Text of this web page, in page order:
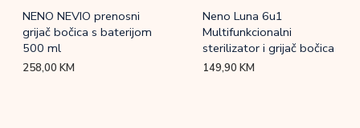
NENO NEVIO prenosni
grijač bočica s baterijom
500 ml
258,00KM
Neno Luna 6u1
Multifunkcionalni
sterilizator i grijač bočica
149,90KM